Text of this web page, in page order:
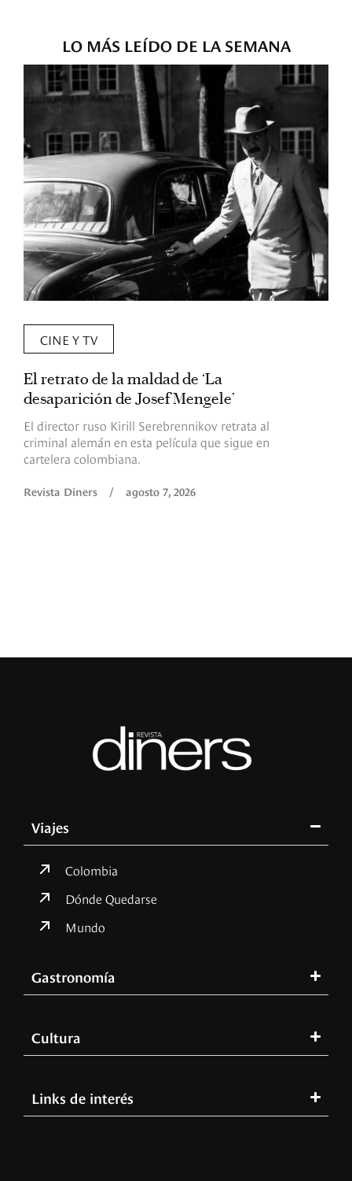
LO MÁS LEÍDO DE LA SEMANA
CINE Y TV
El retrato de la maldad de ‘La
desaparición de Josef Mengele’
El director ruso Kirill Serebrennikov retrata al
criminal alemán en esta película que sigue en
cartelera colombiana.
Revista Diners / agosto 7, 2026
Viajes
Colombia
Dónde Quedarse
Mundo
Gastronomía
Cultura
Links de interés